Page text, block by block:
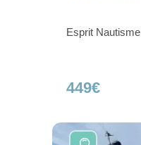
Esprit Nautisme
449€